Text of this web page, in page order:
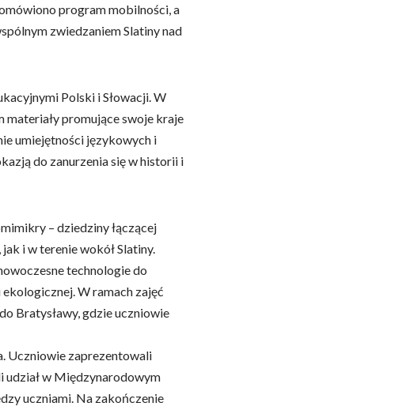
program mobilności, a
zwiedzaniem Slatiny nad
Polski i Słowacji. W
promujące swoje kraje
umiejętności językowych i
do zanurzenia się w historii i
– dziedziny łączącej
i w terenie wokół Slatiny.
technologie do
W ramach zajęć
Bratysławy, gdzie uczniowie
Uczniowie zaprezentowali
w Międzynarodowym
uczniami. Na zakończenie